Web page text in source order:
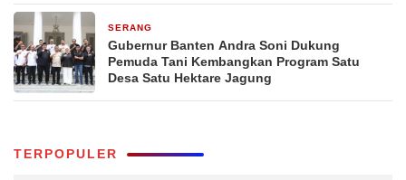
SERANG
Gubernur Banten Andra Soni Dukung
Pemuda Tani Kembangkan Program Satu
Desa Satu Hektare Jagung
TERPOPULER